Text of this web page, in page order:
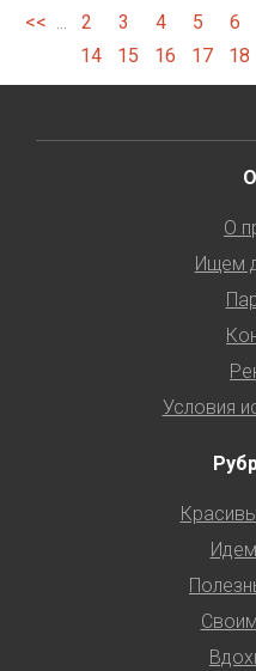
<< ... 2 3 4 5 6
14
15 16 17 18
О
Ищем
Условия